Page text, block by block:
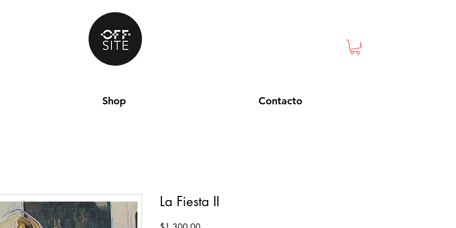
Shop Contacto
La Fiesta II